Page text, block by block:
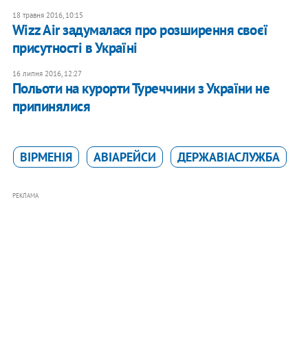
18 травня 2016, 10:15
Wizz Air задумалася про розширення своєї
присутності в Україні
16 липня 2016, 12:27
Польоти на курорти Туреччини з України не
припинялися
ВІРМЕНІЯ АВІАРЕЙСИ ДЕРЖАВІАСЛУЖБА
РЕКЛАМА